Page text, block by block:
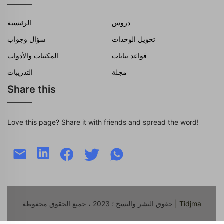
الرئيسية
دروس
سؤال وجواب
تحويل الوحدات
المكتبات والأدوات
قواعد بيانات
التدريبات
مجلة
Share this
Love this page? Share it with friends and spread the word!
| Tidjma